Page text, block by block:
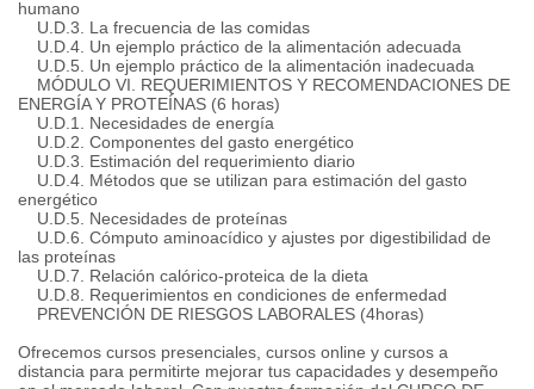
humano
U.D.3. La frecuencia de las comidas
U.D.4. Un ejemplo práctico de la alimentación adecuada
U.D.5. Un ejemplo práctico de la alimentación inadecuada
MÓDULO VI. REQUERIMIENTOS Y RECOMENDACIONES DE
ENERGÍA Y PROTEÍNAS (6 horas)
U.D.1. Necesidades de energía
U.D.2. Componentes del gasto energético
U.D.3. Estimación del requerimiento diario
U.D.4. Métodos que se utilizan para estimación del gasto
energético
U.D.5. Necesidades de proteínas
U.D.6. Cómputo aminoacídico y ajustes por digestibilidad de
las proteínas
U.D.7. Relación calórico-proteica de la dieta
U.D.8. Requerimientos en condiciones de enfermedad
PREVENCIÓN DE RIESGOS LABORALES (4horas)
Ofrecemos cursos presenciales, cursos online y cursos a
distancia para permitirte mejorar tus capacidades y desempeño